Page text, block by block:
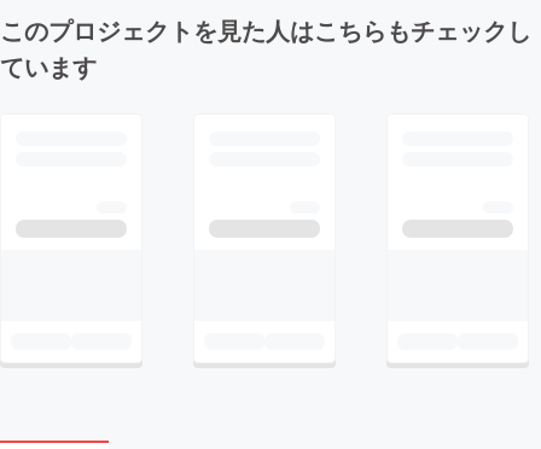
このプロジェクトを見た人はこちらもチェックし
ています